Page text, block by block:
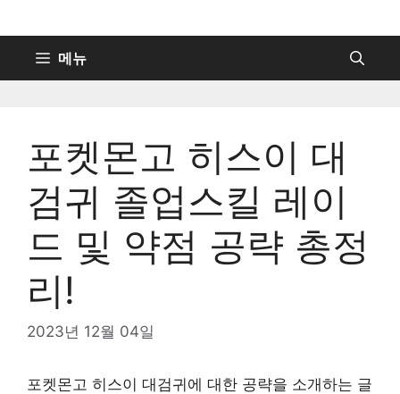
텐
로
메뉴
포켓몬고 히스이 대
검귀 졸업스킬 레이
드 및 약점 공략 총정
리!
2023년 12월 04일
포켓몬고 히스이 대검귀에 대한 공략을 소개하는 글